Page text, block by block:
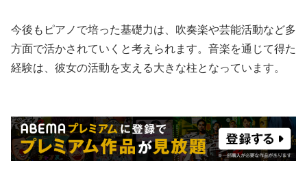
今後もピアノで培った基礎力は、吹奏楽や芸能活動など多
方面で活かされていくと考えられます。音楽を通じて得た
経験は、彼女の活動を支える大きな柱となっています。